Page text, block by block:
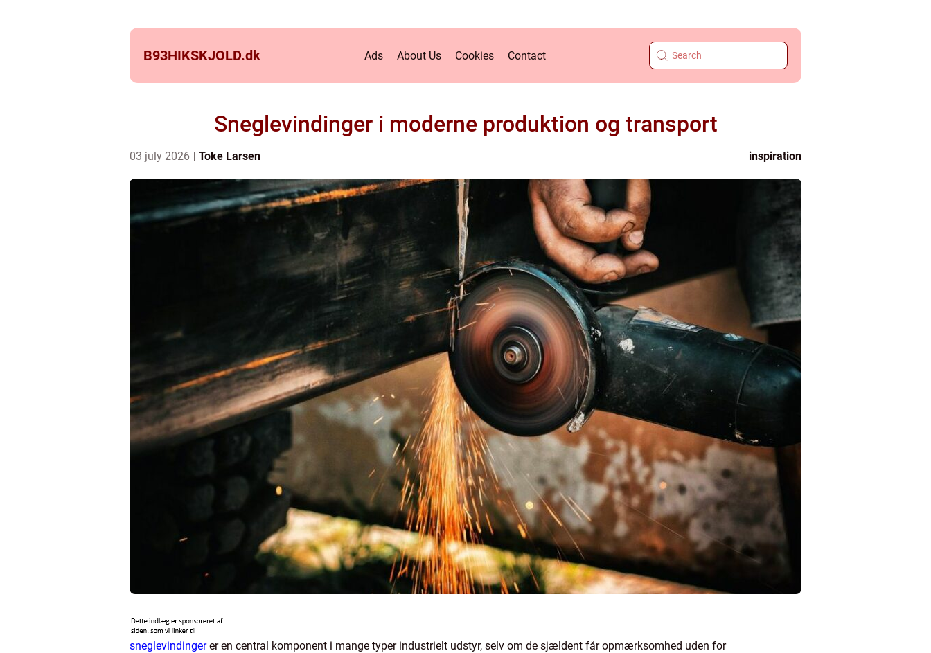
B93HIKSKJOLD.dk Ads About Us Cookies Contact
Sneglevindinger i moderne produktion og transport
03 july 2026 Toke Larsen inspiration
sneglevindingerer en central komponent i mange typer industrielt udstyr, selv om de sjældent får opmærksomhed uden for